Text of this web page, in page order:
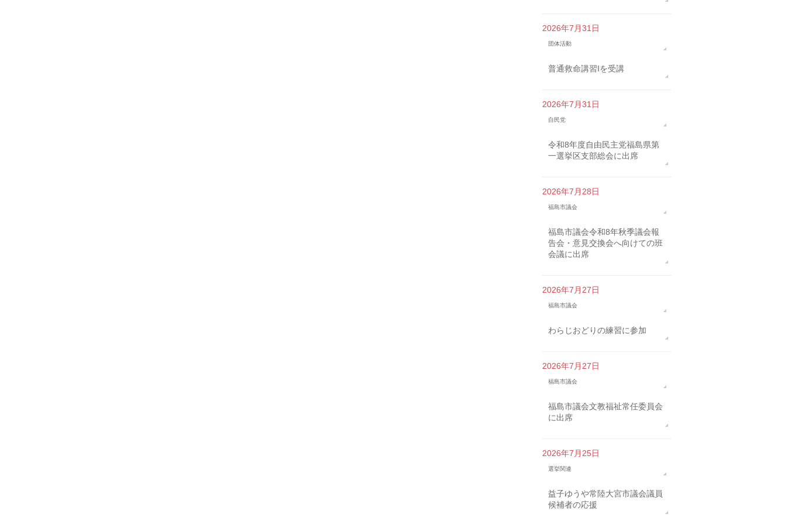
2026年7月31日
団体活動
普通救命講習Iを受講
2026年7月31日
自民党
令和8年度自由民主党福島県第
一選挙区支部総会に出席
2026年7月28日
福島市議会
福島市議会令和8年秋季議会報
告会・意見交換会へ向けての班
会議に出席
2026年7月27日
福島市議会
わらじおどりの練習に参加
2026年7月27日
福島市議会
福島市議会文教福祉常任委員会
に出席
2026年7月25日
選挙関連
益子ゆうや常陸大宮市議会議員
候補者の応援